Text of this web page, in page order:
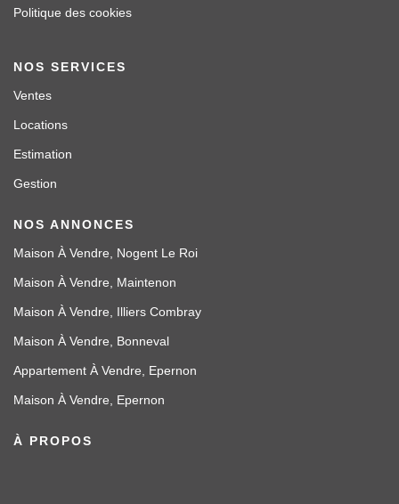
Politique des cookies
NOS SERVICES
Ventes
Locations
Estimation
Gestion
NOS ANNONCES
Maison À Vendre, Nogent Le Roi
Maison À Vendre, Maintenon
Maison À Vendre, Illiers Combray
Maison À Vendre, Bonneval
Appartement À Vendre, Epernon
Maison À Vendre, Epernon
À PROPOS